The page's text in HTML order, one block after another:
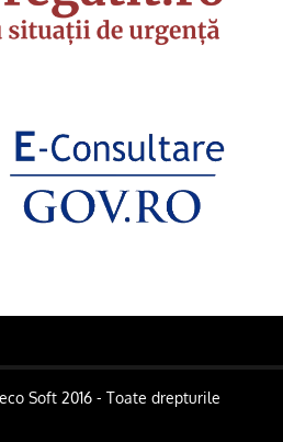
Soft 2016 - Toate drepturile